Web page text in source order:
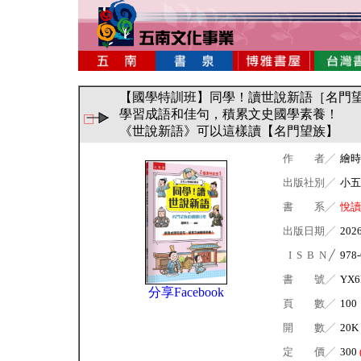
【國學特訓班】同學！讀世說新語［名
學習成語和佳句，積累文史國學素養！
《世說新語》可以這樣讀【名門望族】
分享Facebook
作 者╱ 繪
出版社別╱ 小
書 系╱ 悅
出版日期╱
I S B N ╱
書 號╱
頁 數╱ 100
開 數╱ 20K
定 價╱ 300